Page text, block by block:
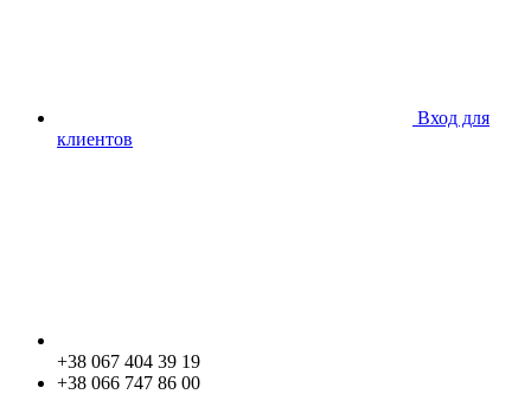
Вход для
клиентов
+38 067 404 39 19
+38 066 747 86 00